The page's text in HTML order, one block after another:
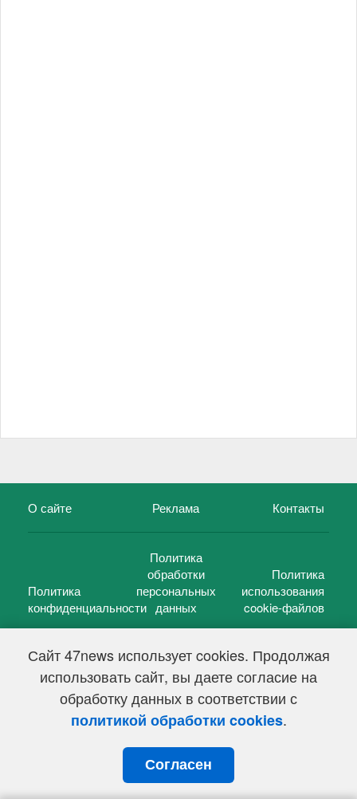
Сайт 47news использует cookies. Продолжая
использовать сайт, вы даете согласие на
обработку данных в соответствии с
политикой обработки cookies.
Согласен
О сайте Реклама Контакты
Политика
конфиденциальности
Политика
обработки
персональных
данных
Политика
использования
cookie-файлов
47 новостей (47 news)2005 — 2026 г.
Свидетельство о регистрации СМИ Эл № ФС 77-39848, выдано
Федеральной службой по надзору в сфере связи,
информационных технологий и массовых коммуникаций